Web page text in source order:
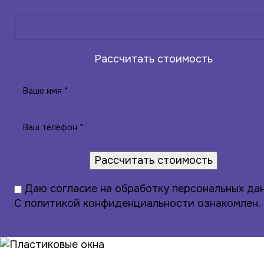
Рассчитать стоимость
Даю согласие на обработку персональных
С политикой конфиденциальности ознакомлен.